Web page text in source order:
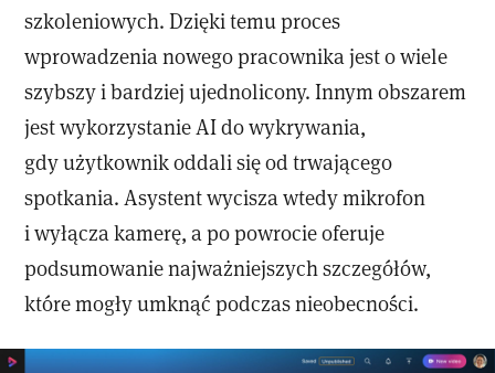
szkoleniowych. Dzięki temu proces
wprowadzenia nowego pracownika jest o wiele
szybszy i bardziej ujednolicony. Innym obszarem
jest wykorzystanie AI do wykrywania,
gdy użytkownik oddali się od trwającego
spotkania. Asystent wycisza wtedy mikrofon
i wyłącza kamerę, a po powrocie oferuje
podsumowanie najważniejszych szczegółów,
które mogły umknąć podczas nieobecności.